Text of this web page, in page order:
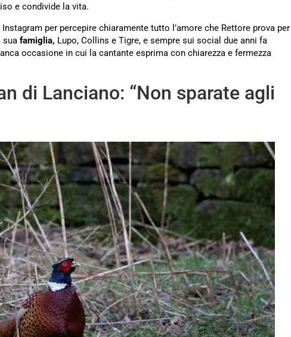
e condivide la vita.
per percepire chiaramente tutto l’amore che Rettore prova per
sua famiglia, Lupo, Collins e Tigre, e sempre sui social due anni fa
occasione in cui la cantante esprima con chiarezza e fermezza
di Lanciano: “Non sparate agli